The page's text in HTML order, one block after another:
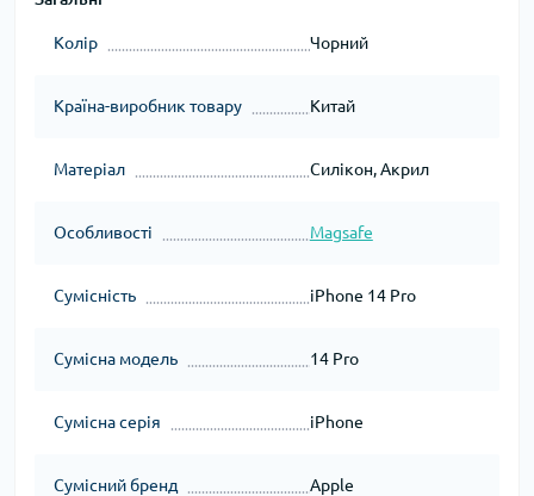
Колір Чорний
Країна-виробник товару Китай
Матеріал Силікон, Акрил
Особливості Magsafe
Сумісність iPhone 14 Pro
Сумісна модель 14 Pro
Сумісна серія iPhone
Сумісний бренд Apple